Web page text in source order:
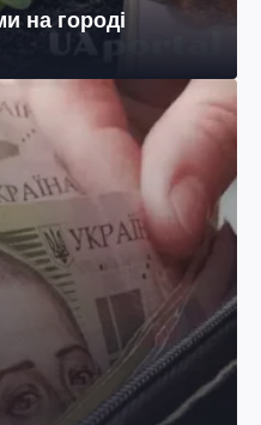
на городі